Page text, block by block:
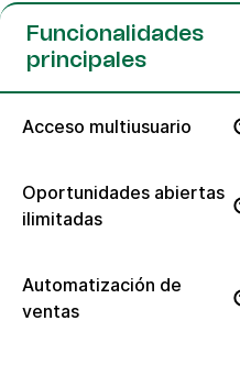
Funcionalidades
principales
Acceso multiusuario
Oportunidades abiertas
ilimitadas
Automatización de
ventas